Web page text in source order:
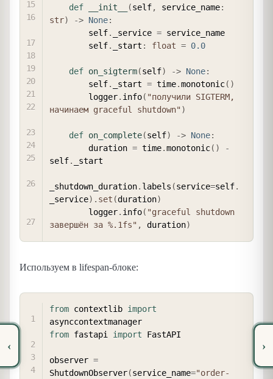
‹
def
__init__ (self, service_name:
str) -> None:
        self
. _service = service_name
        self
. _start : float = 0.0
def on_sigterm(self) -> None:
        self
. _start = time.monotonic( )
        logger
. info( "получили SIGTERM,
начинаем graceful shutdown")
def on_complete(self) -> None:
        duration
= time.monotonic( )
-
self. _start
_shutdown_duration. labels (service=self.
_service) . set (duration)
        logger
. info( "graceful shutdown
завершён за %.1fs" , duration)
Используем в lifespan-блоке:
from contextlib import
from fastapi import FastAPI
observer =
ShutdownObserver(service_name="order-
›